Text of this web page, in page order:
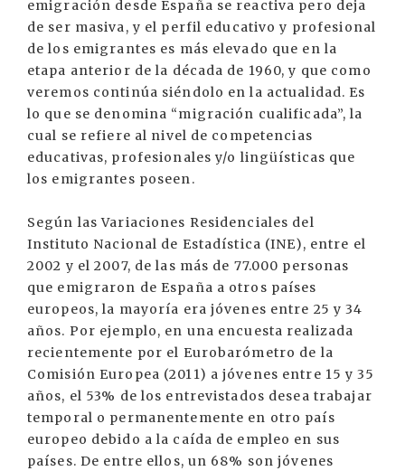
emigración desde España se reactiva pero deja
de ser masiva, y el perfil educativo y profesional
de los emigrantes es más elevado que en la
etapa anterior de la década de 1960, y que como
veremos continúa siéndolo en la actualidad. Es
lo que se denomina “migración cualificada”, la
cual se refiere al nivel de competencias
educativas, profesionales y/o lingüísticas que
los emigrantes poseen.
Según las Variaciones Residenciales del
Instituto Nacional de Estadística (INE), entre el
2002 y el 2007, de las más de 77.000 personas
que emigraron de España a otros países
europeos, la mayoría era jóvenes entre 25 y 34
años. Por ejemplo, en una encuesta realizada
recientemente por el Eurobarómetro de la
Comisión Europea (2011) a jóvenes entre 15 y 35
años, el 53% de los entrevistados desea trabajar
temporal o permanentemente en otro país
europeo debido a la caída de empleo en sus
países. De entre ellos, un 68% son jóvenes